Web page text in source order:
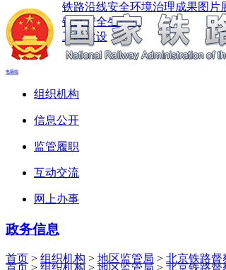
铁路沿线安全环境治理成果图片
铁路安全生产月
工程建设
电脑端
组织机构
信息公开
监管履职
互动交流
网上办事
政务信息
首页 > 组织机构 > 地区监管局 > 北京铁路督
首页 > 组织机构 > 地区监管局 > 北京铁路督